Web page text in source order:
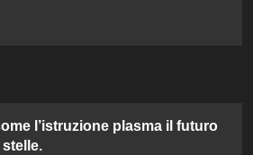
l’istruzione plasma il futuro